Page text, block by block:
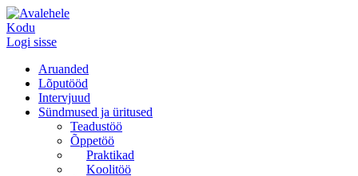
Kodu
Logi sisse
Aruanded
Lõputööd
Intervjuud
Sündmused ja üritused
Teadustöö
Õppetöö
Praktikad
Koolitöö